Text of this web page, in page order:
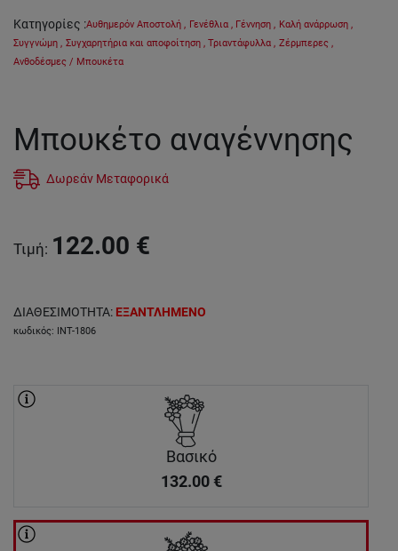
Κατηγορίες :Αυθημερόν Αποστολή , Γενέθλια , Γέννηση , Καλή ανάρρωση ,
Συγγνώμη , Συγχαρητήρια και αποφοίτηση , Τριαντάφυλλα , Ζέρμπερες ,
Ανθοδέσμες / Μπουκέτα
Μπουκέτο αναγέννησης
Δωρεάν Μεταφορικά
Τιμή: 122.00 €
ΔΙΑΘΕΣΙΜΟΤΗΤΑ: ΕΞΑΝΤΛΗΜΕΝΟ
κωδικός: INT-1806
Βασικό
132.00 €